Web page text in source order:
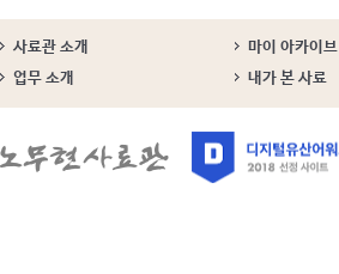
사료관 소개 마이 아카이브
업무 소개
내가 본 사료